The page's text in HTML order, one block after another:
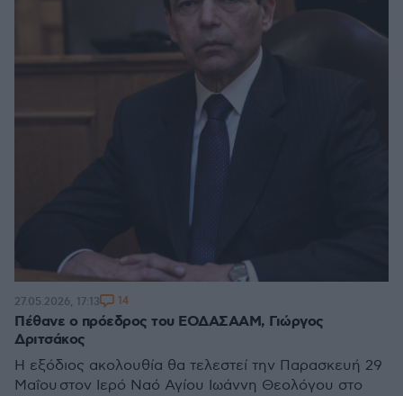
Πέθανε ο πρόεδρος του ΕΟΔΑΣΑΑΜ, Γιώργος
Δριτσάκος
Η εξόδιος ακολουθία θα τελεστεί την Παρασκευή 29
Μαΐου στον Ιερό Ναό Αγίου Ιωάννη Θεολόγου στο
27.05.2026, 17:13 14